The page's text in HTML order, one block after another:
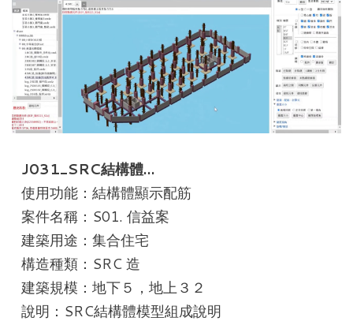
J031_SRC結構體…
使用功能：結構體顯示配筋
案件名稱：S01. 信益案
建築用途：集合住宅
構造種類：SRC 造
建築規模：地下５，地上３２
說明：SRC結構體模型組成說明